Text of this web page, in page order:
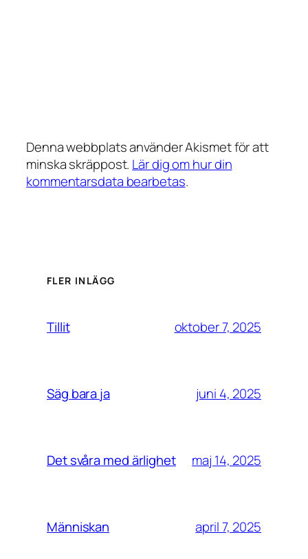
Denna webbplats använder Akismet för att
minska skräppost. Lär dig om hur din
kommentarsdata bearbetas.
FLER INLÄGG
Tillit oktober 7, 2025
Säg bara ja juni 4, 2025
Det svåra med ärlighet maj 14, 2025
Människan april 7, 2025